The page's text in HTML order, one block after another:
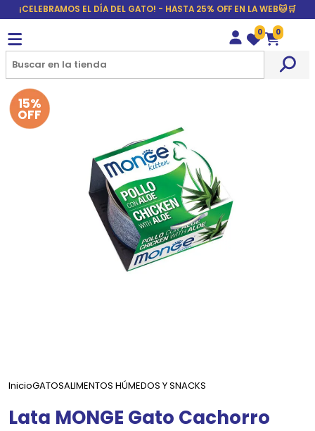
¡CELEBRAMOS EL DÍA DEL GATO! - HASTA 25% OFF EN LA WEB🐱🛒
Wishlist
0
Carrito
0
15%
OFF
InicioGATOSALIMENTOS HÚMEDOS Y SNACKS
Lata MONGE Gato Cachorro